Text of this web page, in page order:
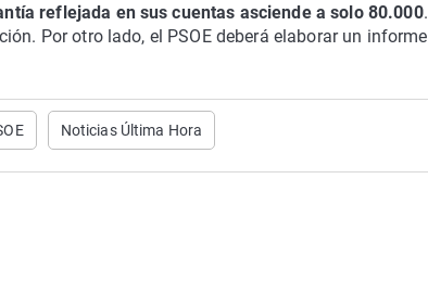
reflejada en sus cuentas asciende a solo 80.000.
Por otro lado, el PSOE deberá elaborar un informe
Noticias Última Hora